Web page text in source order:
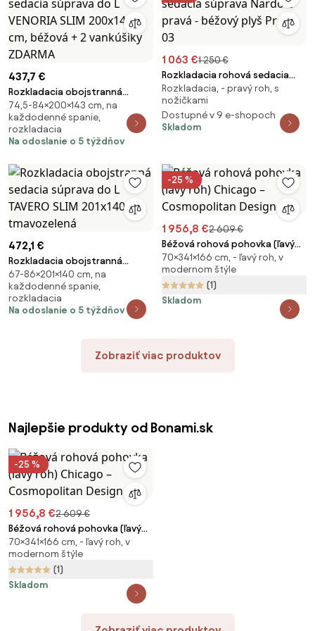
437,7 €
Rozkladacia obojstranná
sedacia súprava do L VENORIA
SLIM 200x143 cm, béžová + 2
vankúšiky ZDARMA
74,5-84×200×143 cm, na
každodenné spanie,
rozkladacia
Na odoslanie o 5 týždňov
1 063 €1 250 €
Rozkladacia rohová sedacia
súprava Nardo L pravá - béžový
plyš Pretty 03
Rozkladacia, - pravý roh, s
nožičkami
Dostupné v 9 e-shopoch
Skladom
472,1 €
Rozkladacia obojstranná
sedacia súprava do L TAVERO
SLIM 201x140 cm, tmavozelená
67-86×201×140 cm, na
každodenné spanie,
rozkladacia
Na odoslanie o 5 týždňov
-25 %
1 956,8 €2 609 €
Béžová rohová pohovka (ľavý
roh) Chicago – Cosmopolitan
Design
70×341×166 cm, - ľavý roh, v
modernom štýle
(1)
Skladom
Zobraziť viac produktov
Najlepšie produkty od Bonami.sk
-25 %
1 956,8 €2 609 €
Béžová rohová pohovka (ľavý
roh) Chicago – Cosmopolitan
Design
70×341×166 cm, - ľavý roh, v
modernom štýle
(1)
Skladom